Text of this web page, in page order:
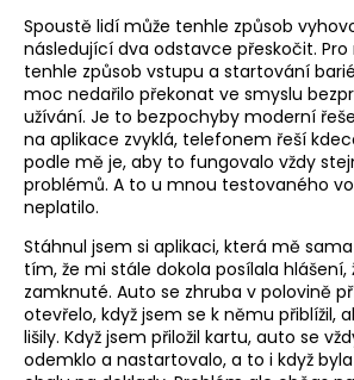
Spoustě lidí může tenhle způsob
následující dva odstavce přeskočit.
tenhle způsob vstupu a startování
moc nedařilo překonat ve smyslu
užívání. Je to bezpochyby moderní
na aplikace zvyklá, telefonem řeší
podle mě je, aby to fungovalo vždy
problémů. A to u mnou testovaného
neplatilo.
Stáhnul jsem si aplikaci, která mě
tím, že mi stále dokola posílala hlášení,
zamknuté. Auto se zhruba v polovině
otevřelo, když jsem se k němu přiblížil,
lišily. Když jsem přiložil kartu, auto se
odemklo a nastartovalo, a to i když